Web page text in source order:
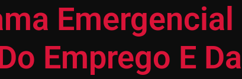
Emergencial
Emprego E Da